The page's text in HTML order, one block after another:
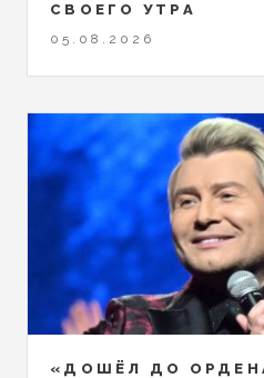
СВОЕГО УТРА
05.08.2026
«ДОШЁЛ ДО